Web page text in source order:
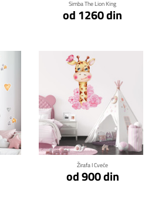
Simba The Lion King
od 1260 din
Žirafa I Cveće
od 900 din
Klikni za detalje